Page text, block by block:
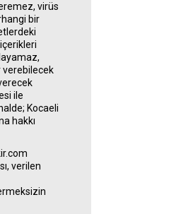
virüs
bir
verebilecek
ile
Kocaeli
hakkı
verilen